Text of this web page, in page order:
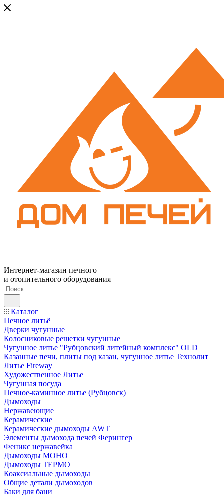
Интернет-магазин печного
и отопительного оборудования
Каталог
Печное литьё
Дверки чугунные
Колосниковые решетки чугунные
Чугунное литье "Рубцовский литейный комплекс" OLD
Казанные печи, плиты под казан, чугунное литье Технолит
Литье Fireway
Художественное Литье
Чугунная посуда
Печное-каминное литье (Рубцовск)
Дымоходы
Нержавеющие
Керамические
Керамические дымоходы AWT
Элементы дымохода печей Ферингер
Феникс нержавейка
Дымоходы МОНО
Дымоходы ТЕРМО
Коаксиальные дымоходы
Общие детали дымоходов
Баки для бани